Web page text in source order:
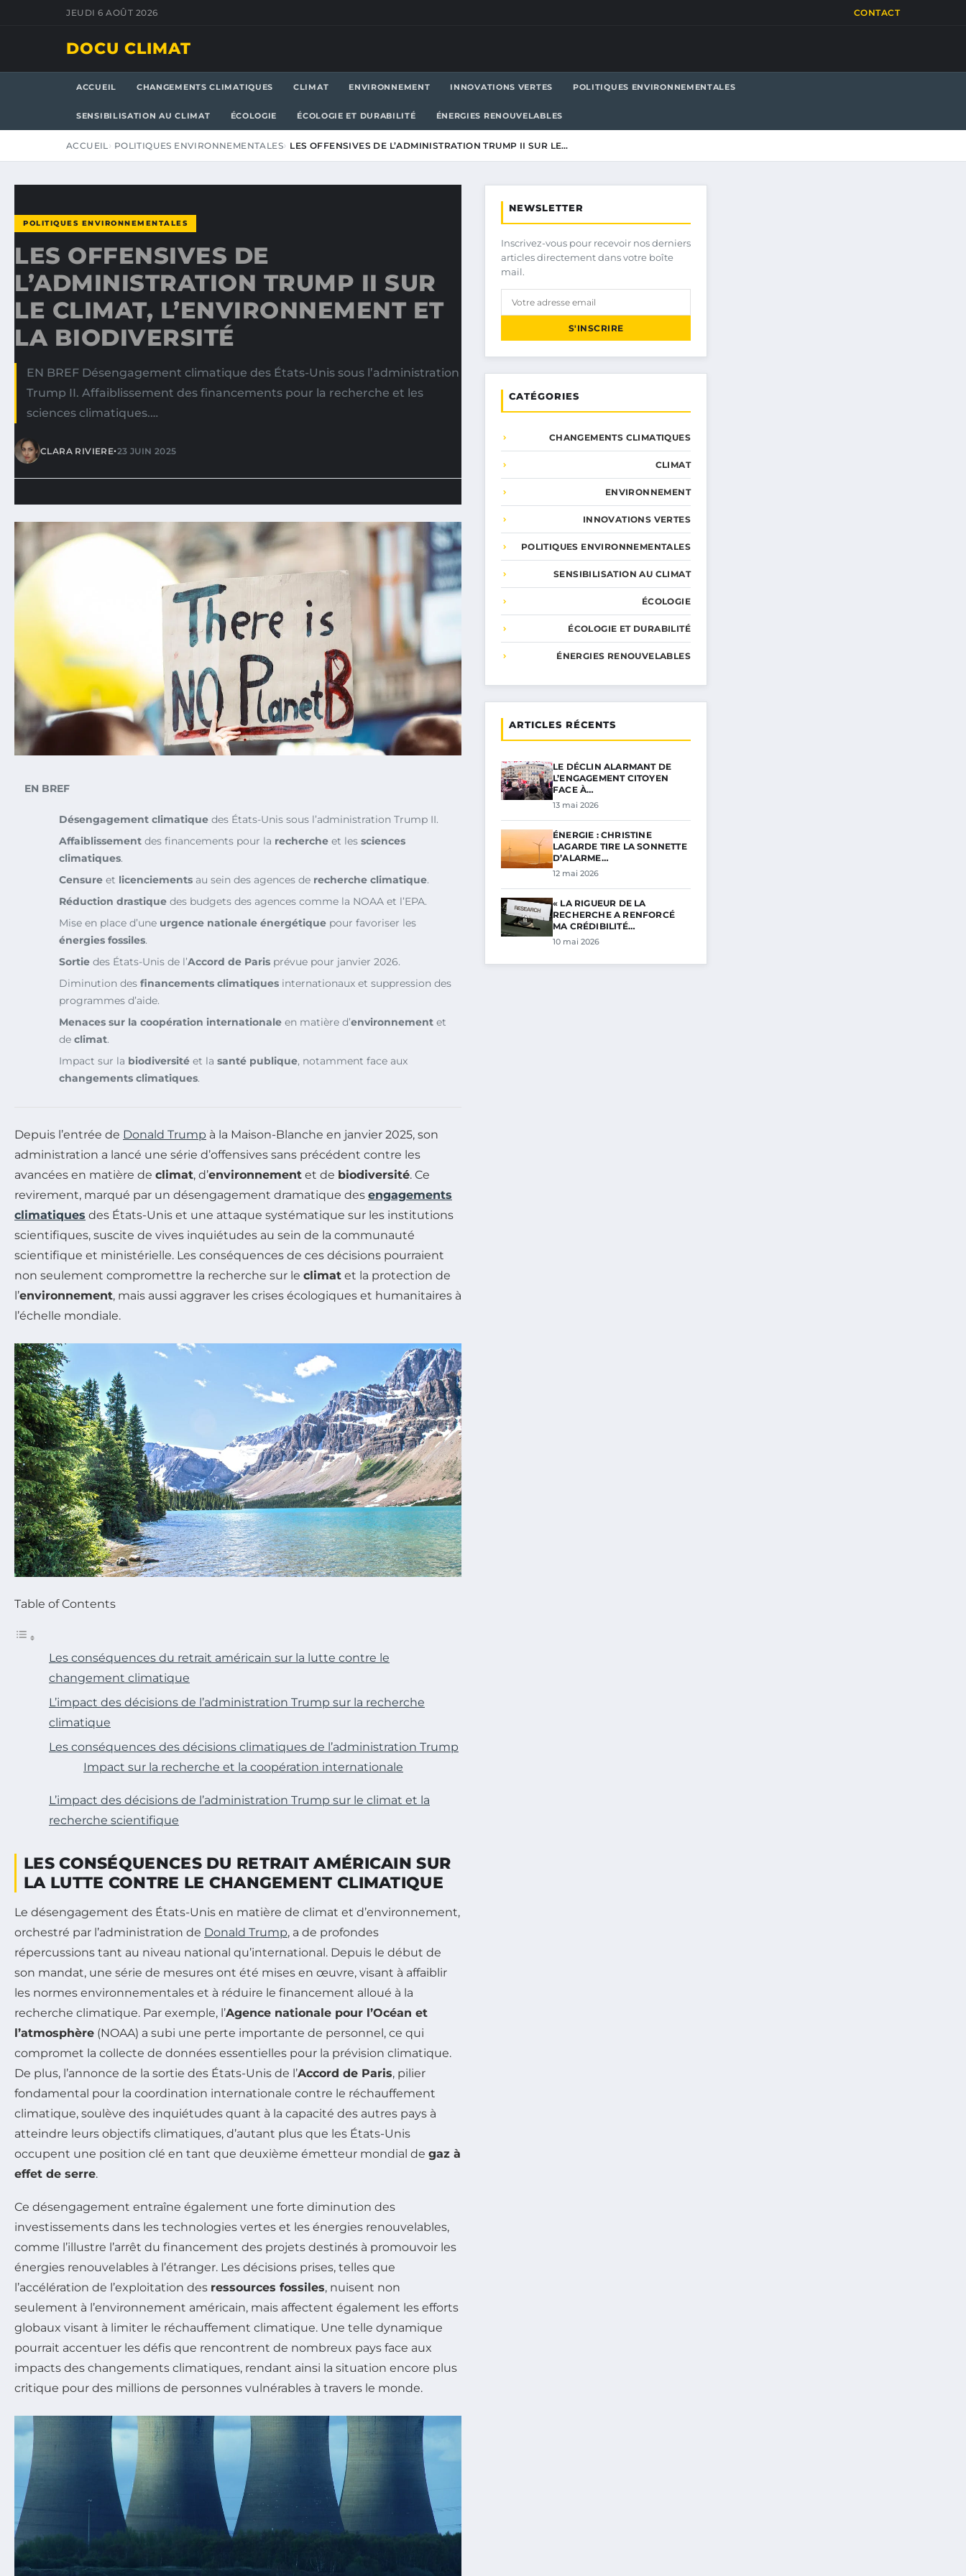
JEUDI 6 AOÛT 2026 CONTACT
DOCU CLIMAT
ACCUEIL CHANGEMENTS CLIMATIQUES CLIMAT ENVIRONNEMENT INNOVATIONS VERTES POLITIQUES ENVIRONNEMENTALES
SENSIBILISATION AU CLIMAT ÉCOLOGIE ÉCOLOGIE ET DURABILITÉ ÉNERGIES RENOUVELABLES
ACCUEIL POLITIQUES ENVIRONNEMENTALES LES OFFENSIVES DE L’ADMINISTRATION TRUMP II SUR LE…
POLITIQUES ENVIRONNEMENTALES
LES OFFENSIVES DE
L’ADMINISTRATION TRUMP II SUR
LE CLIMAT, L’ENVIRONNEMENT ET
LA BIODIVERSITÉ
EN BREF Désengagement climatique des États-Unis sous l’administration
Trump II. Affaiblissement des financements pour la recherche et les
sciences climatiques.…
CLARA RIVIERE•23 JUIN 2025
EN BREF
Désengagement climatique des États-Unis sous l’administration Trump II.
Affaiblissement des financements pour la recherche et les sciences
climatiques.
Censure et licenciements au sein des agences de recherche climatique.
Réduction drastique des budgets des agences comme la NOAA et l’EPA.
Mise en place d’une urgence nationale énergétique pour favoriser les
énergies fossiles.
Sortie des États-Unis de l’Accord de Paris prévue pour janvier 2026.
Diminution des financements climatiques internationaux et suppression des
programmes d’aide.
Menaces sur la coopération internationale en matière d’environnement et
de climat.
Impact sur la biodiversité et la santé publique, notamment face aux
changements climatiques.
Depuis l’entrée de Donald Trump à la Maison-Blanche en janvier 2025, son
administration a lancé une série d’offensives sans précédent contre les
avancées en matière de climat, d’environnement et de biodiversité. Ce
revirement, marqué par un désengagement dramatique des engagements
climatiques des États-Unis et une attaque systématique sur les institutions
scientifiques, suscite de vives inquiétudes au sein de la communauté
scientifique et ministérielle. Les conséquences de ces décisions pourraient
non seulement compromettre la recherche sur le climat et la protection de
l’environnement, mais aussi aggraver les crises écologiques et humanitaires à
l’échelle mondiale.
Table of Contents
Les conséquences du retrait américain sur la lutte contre le
changement climatique
L’impact des décisions de l’administration Trump sur la recherche
climatique
Les conséquences des décisions climatiques de l’administration Trump
Impact sur la recherche et la coopération internationale
L’impact des décisions de l’administration Trump sur le climat et la
recherche scientifique
LES CONSÉQUENCES DU RETRAIT AMÉRICAIN SUR
LA LUTTE CONTRE LE CHANGEMENT CLIMATIQUE
Le désengagement des États-Unis en matière de climat et d’environnement,
orchestré par l’administration de Donald Trump, a de profondes
répercussions tant au niveau national qu’international. Depuis le début de
son mandat, une série de mesures ont été mises en œuvre, visant à affaiblir
les normes environnementales et à réduire le financement alloué à la
recherche climatique. Par exemple, l’Agence nationale pour l’Océan et
l’atmosphère (NOAA) a subi une perte importante de personnel, ce qui
compromet la collecte de données essentielles pour la prévision climatique.
De plus, l’annonce de la sortie des États-Unis de l’Accord de Paris, pilier
fondamental pour la coordination internationale contre le réchauffement
climatique, soulève des inquiétudes quant à la capacité des autres pays à
atteindre leurs objectifs climatiques, d’autant plus que les États-Unis
occupent une position clé en tant que deuxième émetteur mondial de gaz à
effet de serre.
Ce désengagement entraîne également une forte diminution des
investissements dans les technologies vertes et les énergies renouvelables,
comme l’illustre l’arrêt du financement des projets destinés à promouvoir les
énergies renouvelables à l’étranger. Les décisions prises, telles que
l’accélération de l’exploitation des ressources fossiles, nuisent non
seulement à l’environnement américain, mais affectent également les efforts
globaux visant à limiter le réchauffement climatique. Une telle dynamique
pourrait accentuer les défis que rencontrent de nombreux pays face aux
impacts des changements climatiques, rendant ainsi la situation encore plus
critique pour des millions de personnes vulnérables à travers le monde.
NEWSLETTER
Inscrivez-vous pour recevoir nos derniers
articles directement dans votre boîte
mail.
S'INSCRIRE
CATÉGORIES
CHANGEMENTS CLIMATIQUES
CLIMAT
ENVIRONNEMENT
INNOVATIONS VERTES
POLITIQUES ENVIRONNEMENTALES
SENSIBILISATION AU CLIMAT
ÉCOLOGIE
ÉCOLOGIE ET DURABILITÉ
ÉNERGIES RENOUVELABLES
ARTICLES RÉCENTS
LE DÉCLIN ALARMANT DE
L’ENGAGEMENT CITOYEN
FACE À…
13 mai 2026
ÉNERGIE : CHRISTINE
LAGARDE TIRE LA SONNETTE
D’ALARME…
12 mai 2026
« LA RIGUEUR DE LA
RECHERCHE A RENFORCÉ
MA CRÉDIBILITÉ…
10 mai 2026